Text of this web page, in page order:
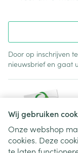
Wij gebruiken
Onze webshop
cookies. Deze
Door op inschrijven
nieuwsbrief en gaat
Juridische links